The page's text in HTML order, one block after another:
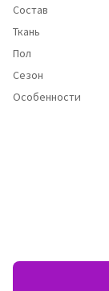
Состав
Ткань
Пол
Сезон
Особенности